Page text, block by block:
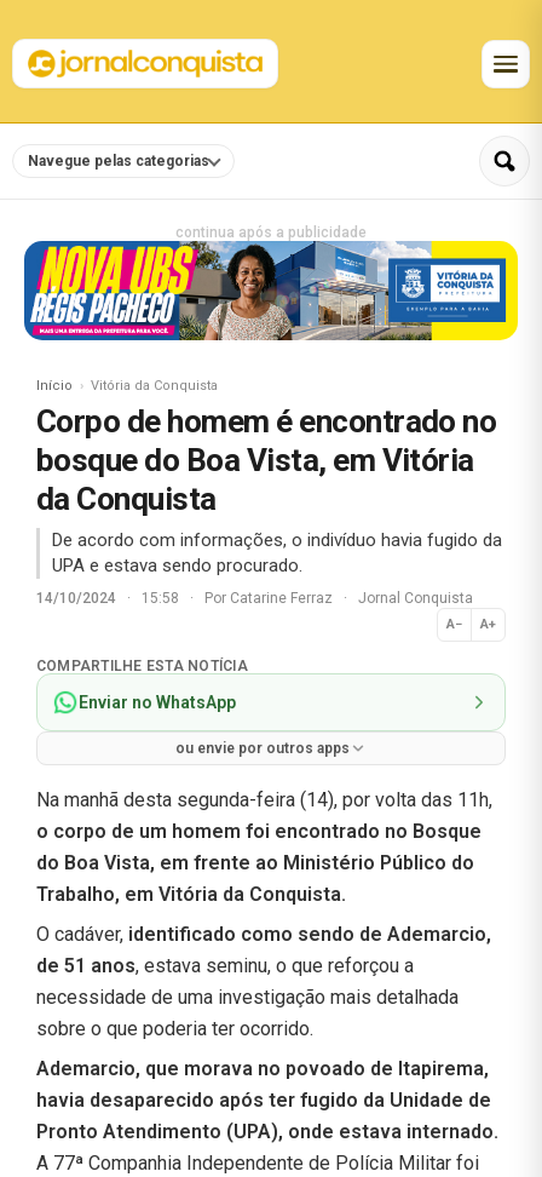
Navegue pelas categorias
continua após a publicidade
Início Vitória da Conquista
Corpo de homem é encontrado no
bosque do Boa Vista, em Vitória
da Conquista
De acordo com informações, o indivíduo havia fugido da
UPA e estava sendo procurado.
14/10/2024 · 15:58 · Por Catarine Ferraz · Jornal Conquista
A− A+
Normal
COMPARTILHE ESTA NOTÍCIA
Enviar no WhatsApp
ou envie por outros apps
Na manhã desta segunda-feira (14), por volta das 11h,
o corpo de um homem foi encontrado no Bosque
do Boa Vista, em frente ao Ministério Público do
Trabalho, em Vitória da Conquista.
O cadáver, identificado como sendo de Ademarcio,
de 51 anos, estava seminu, o que reforçou a
necessidade de uma investigação mais detalhada
sobre o que poderia ter ocorrido.
Ademarcio, que morava no povoado de Itapirema,
havia desaparecido após ter fugido da Unidade de
Pronto Atendimento (UPA), onde estava internado.
A 77ª Companhia Independente de Polícia Militar foi